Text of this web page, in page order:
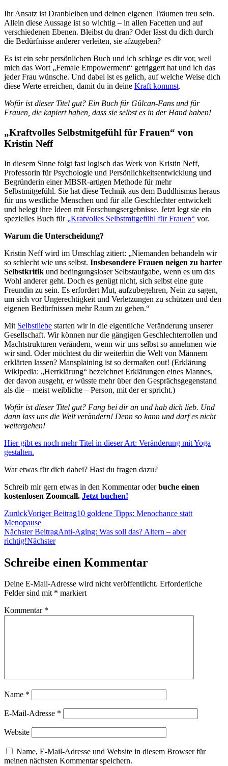
Ihr Ansatz ist Dranbleiben und deinen eigenen Träumen treu sein.
Allein diese Aussage ist so wichtig – in allen Facetten und auf
verschiedenen Ebenen. Bleibst du dran? Oder lässt du dich durch
die Bedürfnisse anderer verleiten, sie afzugeben?
Es ist ein sehr persönlichen Buch und ich schlage es dir vor, weil
mich das Wort „Female Empowerment“ getriggert hat und ich das
jeder Frau wünsche. Und dabei ist es gelich, auf welche Weise dich
diese Werte erreichen, damit du in deine Kraft kommst.
Wofür ist dieser Titel gut? Ein Buch für Gülcan-Fans und für
Frauen, die kapiert haben, dass sie selbst es in der Hand haben!
„Kraftvolles Selbstmitgefühl für Frauen“ von
Kristin Neff
In diesem Sinne folgt fast logisch das Werk von Kristin Neff,
Professorin für Psychologie und Persönlichkeitsentwicklung und
Begründerin einer MBSR-artigen Methode für mehr
Selbstmitgefühl. Sie hat diese Technik aus dem Buddhismus heraus
für uns westliche Menschen und für alle Geschlechter entwickelt
und belegt ihre Ideen mit Forschungsergebnisse. Jetzt legt sie ein
spezielles Buch für „Kratvolles Selbstmitgefühl für Frauen“ vor.
Warum die Unterscheidung?
Kristin Neff wird im Umschlag zitiert: „Niemanden behandeln wir
so schlecht wie uns selbst. Insbesondere Frauen neigen zu harter
Selbstkritik und bedingungsloser Selbstaufgabe, wenn es um das
Wohl anderer geht. Doch es genügt nicht, sich selbst eine gute
Freundin zu sein. Es erfordert Mut, aufzubegehren, Nein zu sagen,
um sich vor Ungerechtigkeit und Verletzungen zu schützen und den
eigenen Bedürfnissen mehr Raum zu geben.“
Mit Selbstliebe starten wir in die eigentliche Veränderung unserer
Gesellschaft. Wir können nur die gängigen Geschlechterrollen und
Machtstrukturen verändern, wenn wir uns selbst so annehmen wie
wir sind. Oder möchtest du dir weiterhin die Welt von Männern
erklärten lassen? Mansplaining ist so dermaßen out! (Erklärung
Wikipedia: „Herrklärung“ bezeichnet Erklärungen eines Mannes,
der davon ausgeht, er wüsste mehr über den Gesprächsgegenstand
als die – meist weibliche – Person, mit der er spricht.)
Wofür ist dieser Titel gut? Fang bei dir an und hab dich lieb. Und
dann lass uns die Welt verändern! Denn so kann und darf es nicht
weitergehen!
Hier gibt es noch mehr Titel in dieser Art: Veränderung mit Yoga
gestalten.
War etwas für dich dabei? Hast du fragen dazu?
Schreib mir gern etwas in den Kommentar oderbuche einen
kostenlosen Zoomcall. Jetzt buchen!
ZurückVoriger Beitrag10 goldene Tipps: Menochance statt
Menopause
Nächster BeitragAnti-Aging: Was soll das? Altern – aber
richtig!Nächster
Schreibe einen Kommentar
Deine E-Mail-Adresse wird nicht veröffentlicht. Erforderliche
Felder sind mit * markiert
Kommentar *
Name *
E-Mail-Adresse *
Website
Name, E-Mail-Adresse und Website in diesem Browser für
meinen nächsten Kommentar speichern.